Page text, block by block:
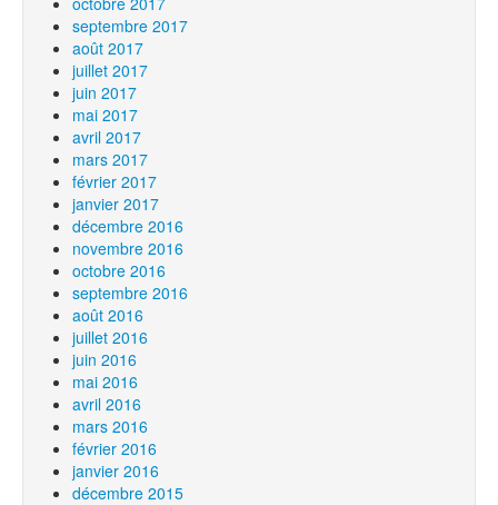
septembre 2017
août 2017
juillet 2017
juin 2017
mai 2017
avril 2017
mars 2017
février 2017
janvier 2017
décembre 2016
novembre 2016
octobre 2016
septembre 2016
août 2016
juillet 2016
juin 2016
mai 2016
avril 2016
mars 2016
février 2016
janvier 2016
décembre 2015